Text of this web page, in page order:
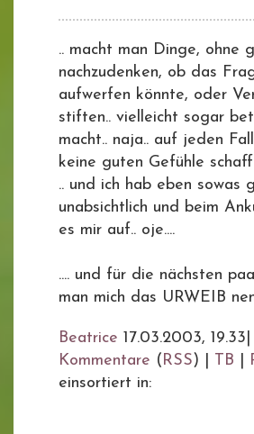
.. macht man Dinge, ohne
nachzudenken, ob das
aufwerfen könnte, oder
stiften.. vielleicht sogar
macht.. naja.. auf jeden
keine guten Gefühle
.. und ich hab eben sowas
unabsichtlich und beim
es mir auf.. oje....
.... und für die nächsten
man mich das URWEIB
Beatrice 17.03.2003, 19.33
Kommentare (RSS) | TB
einsortiert in: